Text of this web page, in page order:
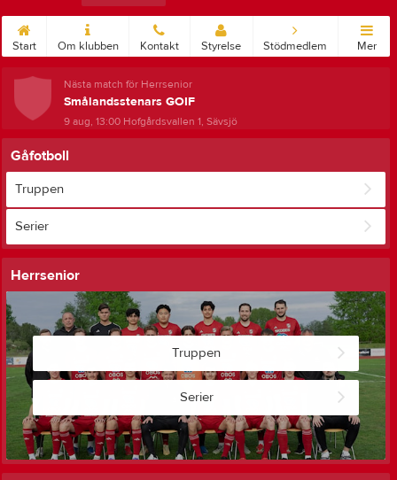
Start Om klubben Kontakt Styrelse Stödmedlem Mer
Nästa match för Herrsenior
Smålandsstenars GOIF
9 aug, 13:00 Hofgårdsvallen 1, Sävsjö
Gåfotboll
Truppen
Serier
Herrsenior
Truppen
Serier